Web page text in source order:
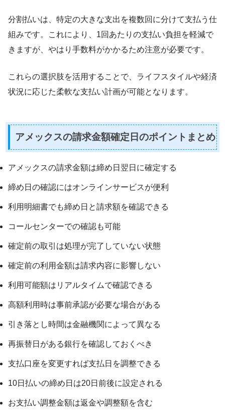
分割払いは、特定の大きな支出を複数回に分けて支払う仕
組みです。これにより、1回あたりの支払い負担を軽減で
きますが、やはり手数料がかかるため注意が必要です。
これらの選択肢を活用することで、ライフスタイルや経済
状況に応じた柔軟な支払い計画が可能となります。
アメックスの請求金額確定日のポイントまとめ
アメックスの請求金額は締め日翌日に確定する
締め日の確認にはオンラインサービスが便利
利用明細書でも締め日と請求額を確認できる
コールセンターでの確認も可能
確定前の取引は処理が完了していない状態
確定前の利用金額は請求内容に影響しない
利用可能額はリアルタイムで確認できる
高額利用時は事前承認が必要な場合がある
引き落とし時間は金融機関によって異なる
再振替日がある銀行を確認しておくべき
支払口座を変更すれば支払日を調整できる
10日払いの締め日は20日前後に設定される
お支払い調整金額は返金や調整額を含む